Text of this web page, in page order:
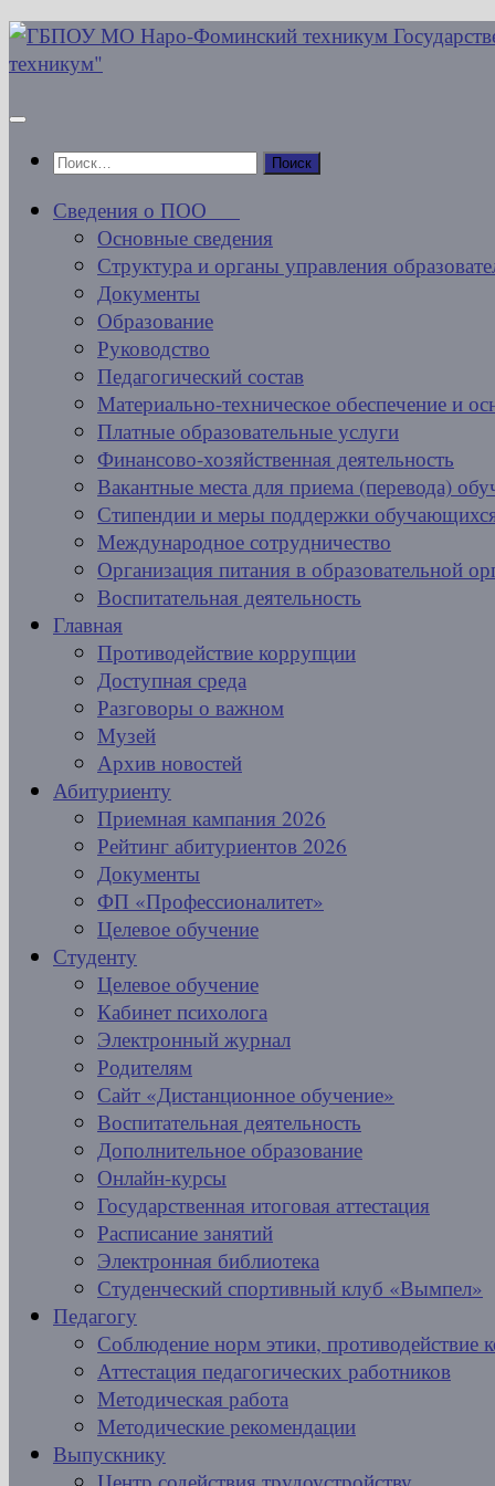
Перейти
к
Найти:
Сведения о ПОО
Основные сведения
Структура и органы управления
Документы
Образование
Руководство
Педагогический состав
Материально-техническое обеспечение и
Платные образовательные услуги
Финансово-хозяйственная деятельность
Вакантные места для приема (перевода)
Стипендии и меры поддержки
Международное сотрудничество
Организация питания в образовательной
Воспитательная деятельность
Главная
Противодействие коррупции
Доступная среда
Разговоры о важном
Музей
Архив новостей
Абитуриенту
Приемная кампания 2026
Рейтинг абитуриентов 2026
Документы
ФП «Профессионалитет»
Целевое обучение
Студенту
Целевое обучение
Кабинет психолога
Электронный журнал
Родителям
Сайт «Дистанционное обучение»
Воспитательная деятельность
Дополнительное образование
Онлайн-курсы
Государственная итоговая аттестация
Расписание занятий
Электронная библиотека
Студенческий спортивный клуб «Вымпел»
Педагогу
Соблюдение норм этики, противодействие
Аттестация педагогических работников
Методическая работа
Методические рекомендации
Выпускнику